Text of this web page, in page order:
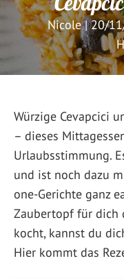
Nicole|20/
Würzige Cevapcici
– dieses
Urlaubsstimmung.
und ist noch dazu
one-Gerichte ganz
Zaubertopf für dich
kocht, kannst du
Hier kommt das